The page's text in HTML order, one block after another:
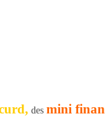
des mini